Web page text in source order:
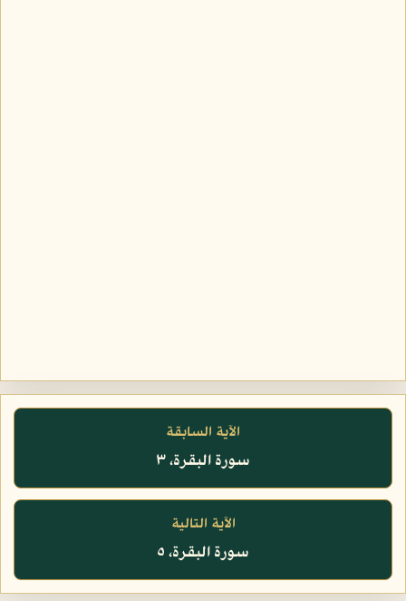
الآية السابقة
سورة البقرة، ٣
الآية التالية
سورة البقرة، ٥